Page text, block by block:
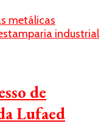
metálicas
de
Lufaed